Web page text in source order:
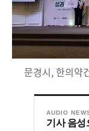
문경시, 한의약
AUDIO
기사 음성